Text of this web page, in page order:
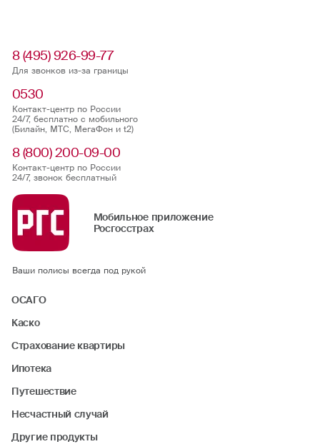
8 (495) 926-99-77
Для звонков из-за границы
0530
Контакт-центр по России
24/7, бесплатно с мобильного
(Билайн, МТС, МегаФон и t2)
8 (800) 200-09-00
Контакт-центр по России
24/7, звонок бесплатный
Мобильное приложение
Росгосстрах
Ваши полисы всегда под рукой
ОСАГО
Каско
Страхование квартиры
Ипотека
Путешествие
Несчастный случай
Другие продукты